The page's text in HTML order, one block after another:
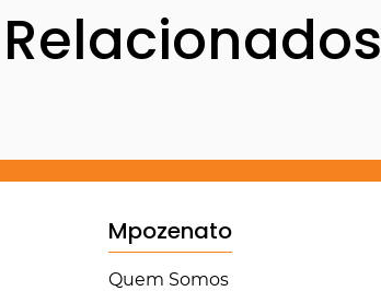
Mpozenato
Quem Somos